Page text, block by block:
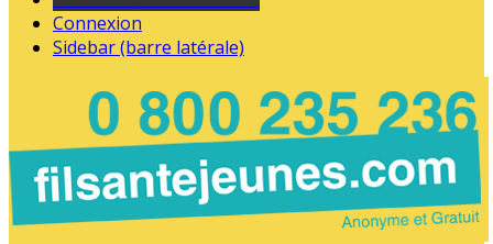
Connexion
Sidebar (barre latérale)